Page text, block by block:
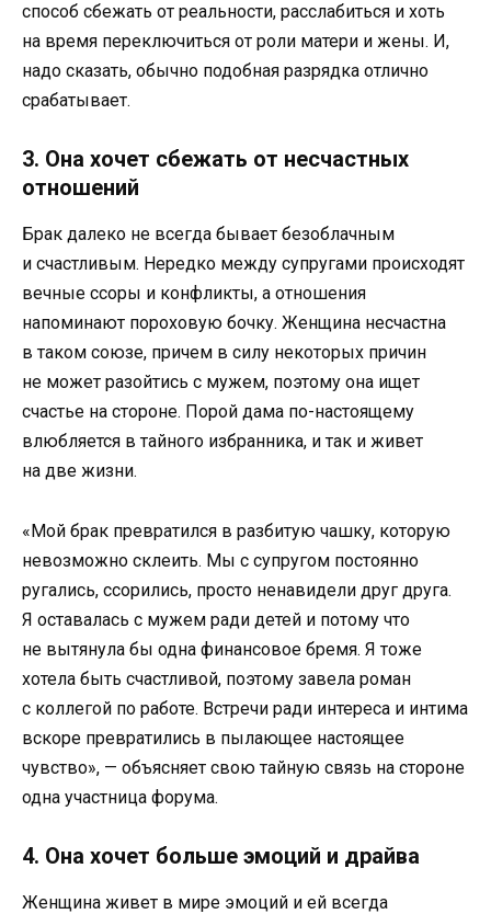
способ сбежать от реальности, расслабиться и хоть
на время переключиться от роли матери и жены. И,
надо сказать, обычно подобная разрядка отлично
срабатывает.
3. Она хочет сбежать от несчастных
отношений
Брак далеко не всегда бывает безоблачным
и счастливым. Нередко между супругами происходят
вечные ссоры и конфликты, а отношения
напоминают пороховую бочку. Женщина несчастна
в таком союзе, причем в силу некоторых причин
не может разойтись с мужем, поэтому она ищет
счастье на стороне. Порой дама по-настоящему
влюбляется в тайного избранника, и так и живет
на две жизни.
«Мой брак превратился в разбитую чашку, которую
невозможно склеить. Мы с супругом постоянно
ругались, ссорились, просто ненавидели друг друга.
Я оставалась с мужем ради детей и потому что
не вытянула бы одна финансовое бремя. Я тоже
хотела быть счастливой, поэтому завела роман
с коллегой по работе. Встречи ради интереса и интима
вскоре превратились в пылающее настоящее
чувство», — объясняет свою тайную связь на стороне
одна участница форума.
4. Она хочет больше эмоций и драйва
Женщина живет в мире эмоций и ей всегда